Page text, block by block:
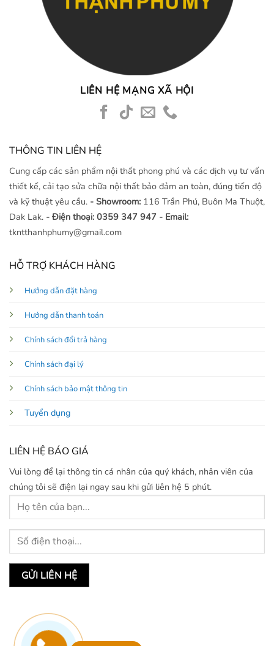
LIÊN HỆ MẠNG XÃ HỘI
THÔNG TIN LIÊN HỆ
Cung cấp các sản phẩm nội thất phong phú và các dịch vụ tư vấn
thiết kế, cải tạo sửa chữa nội thất bảo đảm an toàn, đúng tiến độ
và kỹ thuật yêu cầu. - Showroom: 116 Trần Phú, Buôn Ma Thuột,
Dak Lak. - Điện thoại: 0359 347 947 - Email:
tkntthanhphumy@gmail.com
HỖ TRỢ KHÁCH HÀNG
Hướng dẫn đặt hàng
Hướng dẫn thanh toán
Chính sách đổi trả hàng
Chính sách đại lý
Chính sách bảo mật thông tin
Tuyển dụng
LIÊN HỆ BÁO GIÁ
Vui lòng để lại thông tin cá nhân của quý khách, nhân viên của
chúng tôi sẽ điện lại ngay sau khi gửi liên hệ 5 phút.